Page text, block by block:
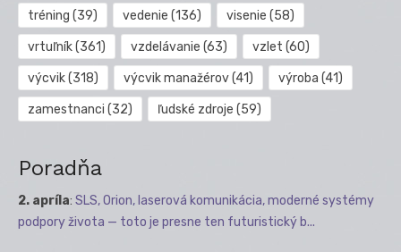
tréning (39) vedenie (136) visenie (58)
vrtuľník(361) vzdelávanie (63) vzlet (60)
výcvik(318) výcvik manažérov(41) výroba (41)
zamestnanci (32) ľudské zdroje (59)
Poradňa
2. apríla: SLS, Orion, laserová komunikácia, moderné systémy
podpory života — toto je presne ten futuristický b...